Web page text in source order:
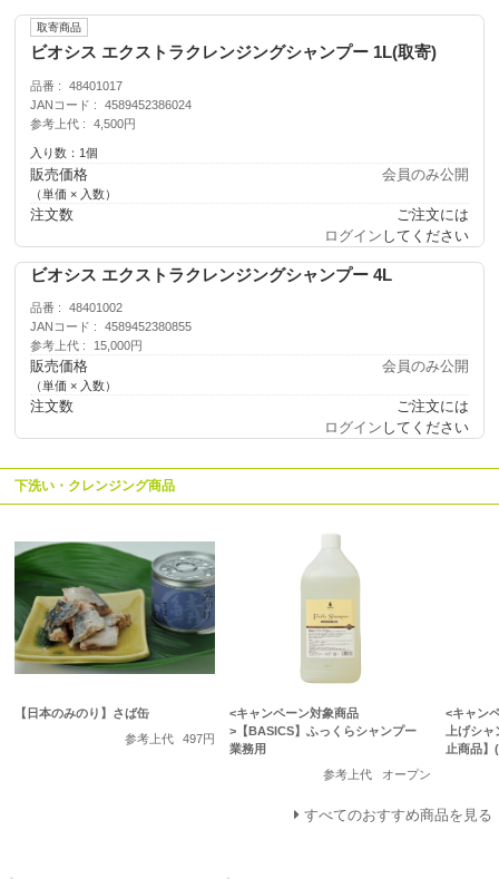
取寄商品
ビオシス エクストラクレンジングシャンプー 1L(取寄)
品番
48401017
JANコード
4589452386024
参考上代
4,500円
入り数：1個
販売価格
（単価 × 入数）
会員のみ公開
注文数
ご注文には
ログイン してください
ビオシス エクストラクレンジングシャンプー 4L
品番
48401002
JANコード
4589452380855
参考上代
15,000円
販売価格
（単価 × 入数）
会員のみ公開
注文数
ご注文には
ログイン してください
【日本のみのり】さば缶
参考上代
497円
<キャンペーン対象商品
>【BASICS】ふっくらシャンプー
業務用
参考上代
オープン
<キャン
上げシ
止商品】
すべてのおすすめ商品を見る